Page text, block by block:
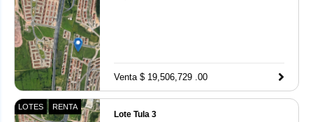
Venta $ 19,506,729 .00
LOTES RENTA
Lote Tula 3